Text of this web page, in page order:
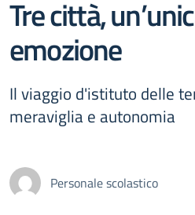
Tre città,
emozione
Il viaggio d'istituto delle
meraviglia e autonomia
Personale scolastico